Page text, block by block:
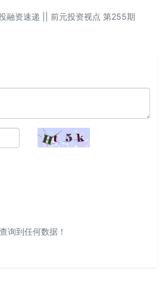
融资速递 || 前元投资视点 第255期
询到任何数据！